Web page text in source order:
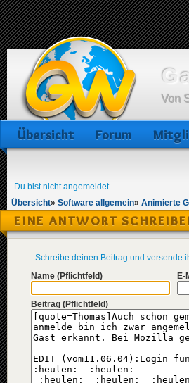
Von
Übersicht Forum
Du bist nicht angemeldet.
Übersicht» Software allgemein» Animierte
EINE ANTWORT
Schreibe deinen Beitrag und versende
Name (Pflichtfeld) E-
Beitrag (Pflichtfeld)